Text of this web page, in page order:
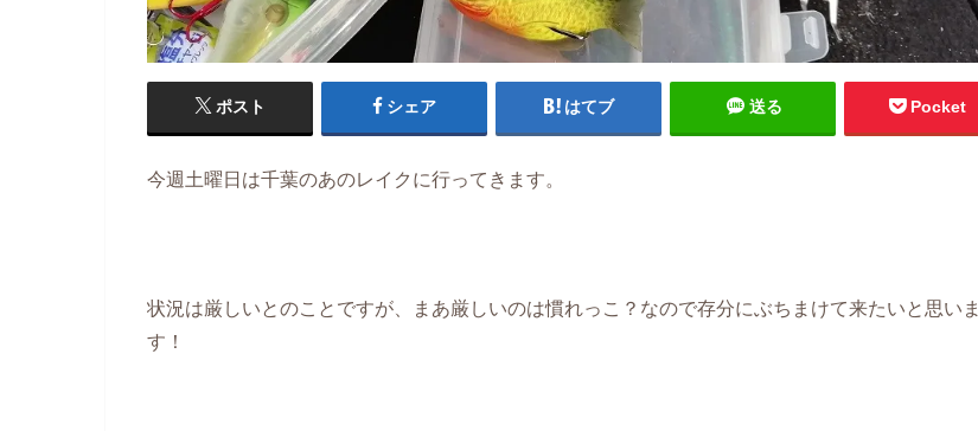
ポスト シェア はてブ 送る Pocket
今週土曜日は千葉のあのレイクに行ってきます。
状況は厳しいとのことですが、まあ厳しいのは慣れっこ？なので存分にぶちまけて来たいと思いま
す！